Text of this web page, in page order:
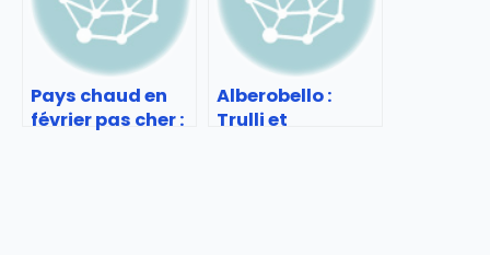
Pays chaud en
février pas cher :
Alberobello :
Trulli et